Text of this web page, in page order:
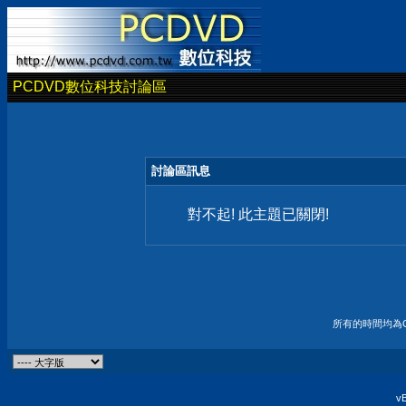
PCDVD數位科技討論區
討論區訊息
對不起! 此主題已關閉!
所有的時間均為